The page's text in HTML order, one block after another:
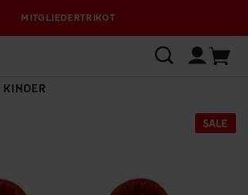
MITGLIEDERTRIKOT
KINDER